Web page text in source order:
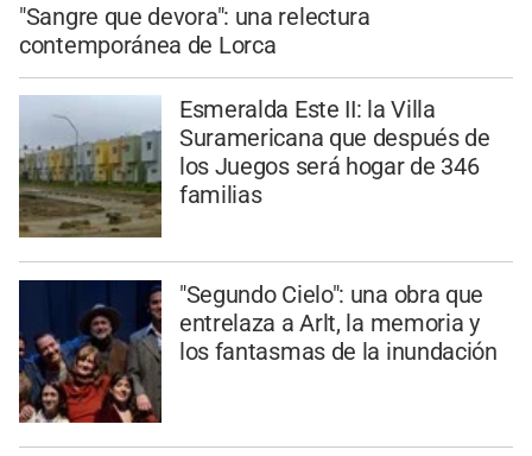
"Sangre que devora": una relectura
contemporánea de Lorca
Esmeralda Este II: la Villa
Suramericana que después de
los Juegos será hogar de 346
familias
"Segundo Cielo": una obra que
entrelaza a Arlt, la memoria y
los fantasmas de la inundación